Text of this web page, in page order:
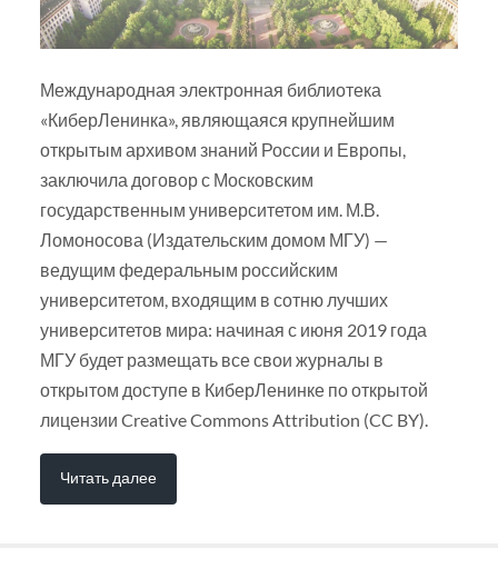
Международная электронная библиотека
«КиберЛенинка», являющаяся крупнейшим
открытым архивом знаний России и Европы,
заключила договор с Московским
государственным университетом им. М.В.
Ломоносова (Издательским домом МГУ) —
ведущим федеральным российским
университетом, входящим в сотню лучших
университетов мира: начиная с июня 2019 года
МГУ будет размещать все свои журналы в
открытом доступе в КиберЛенинке по открытой
лицензии Creative Commons Attribution (CC BY).
Читать далее